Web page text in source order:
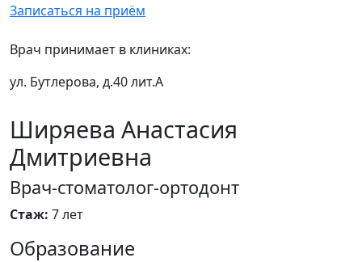
Записаться на приём
Врач принимает в клиниках:
ул. Бутлерова, д.40 лит.А
Ширяева Анастасия
Дмитриевна
Врач-стоматолог-ортодонт
Стаж: 7 лет
Образование